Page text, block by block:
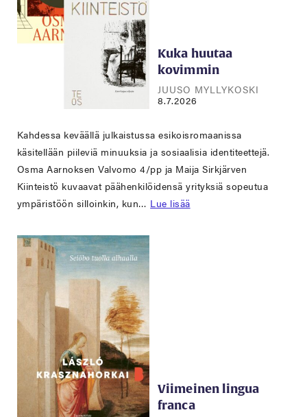
Kuka huutaa
kovimmin
JUUSO MYLLYKOSKI
8.7.2026
Kahdessa keväällä julkaistussa esikoisromaanissa
käsitellään piileviä minuuksia ja sosiaalisia identiteettejä.
Osma Aarnoksen Valvomo 4/pp ja Maija Sirkjärven
Kiinteistö kuvaavat päähenkilöidensä yrityksiä sopeutua
ympäristöön silloinkin, kun… Lue lisää
Viimeinen lingua
franca